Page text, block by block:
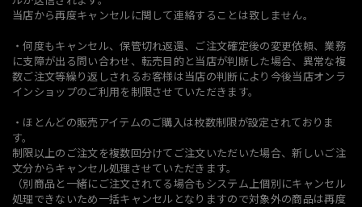
当店から再度キャンセルに関して連絡することは致しません。
・何度もキャンセル、保管切れ返還、ご注文確定後の変更依頼、業務
に支障が出る問い合わせ、転売目的と当店が判断した場合、異常な複
数ご注文等繰り返しされるお客様は当店の判断により今後当店オンラ
インショップのご利用を制限させていただきます。
・ほとんどの販売アイテムのご購入は枚数制限が設定されておりま
す。
制限以上のご注文を複数回分けてご注文いただいた場合、新しいご注
文分からキャンセル処理させていただきます。
（別商品と一緒にご注文されてる場合もシステム上個別にキャンセル
処理できないため一括キャンセルとなりますので対象外の商品は再度